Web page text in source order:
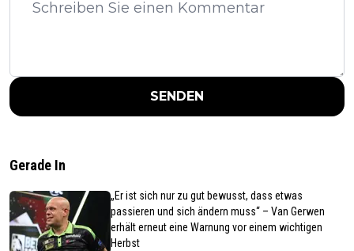
SENDEN
Gerade In
„Er ist sich nur zu gut bewusst, dass etwas
passieren und sich ändern muss“ – Van Gerwen
erhält erneut eine Warnung vor einem wichtigen
Herbst